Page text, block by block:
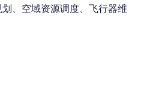
、空域资源调度、飞行器维